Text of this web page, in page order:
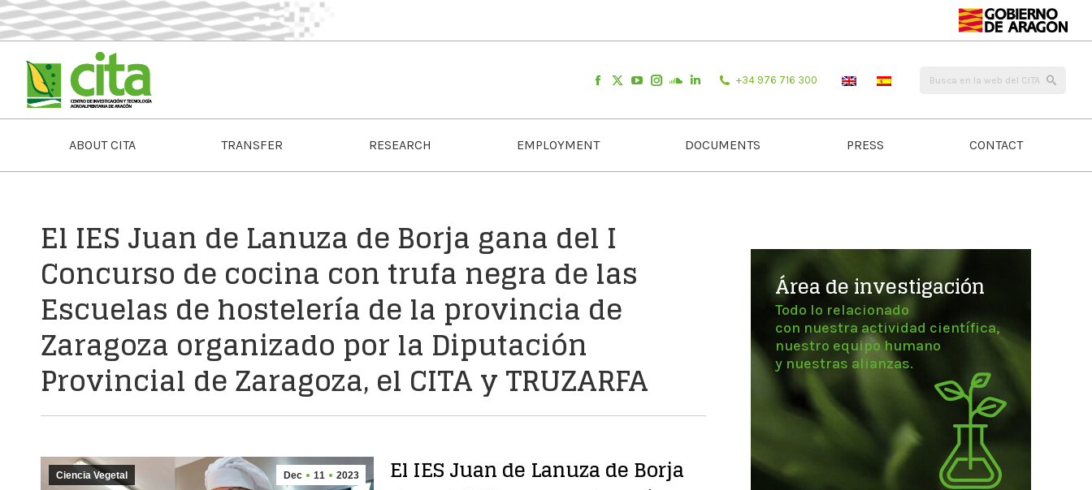
+34 976 716 300
ABOUT CITA TRANSFER RESEARCH EMPLOYMENT DOCUMENTS PRESS CONTACT
El IES Juan de Lanuza de Borja gana del I
Concurso de cocina con trufa negra de las
Escuelas de hostelería de la provincia de
Zaragoza organizado por la Diputación
Provincial de Zaragoza, el CITA y TRUZARFA
Dec 11 2023
Ciencia Vegetal El IES Juan de Lanuza de Borja
Área de investigación
Todo lo relacionado
con nuestra actividad científica,
nuestro equipo humano
y nuestras alianzas.